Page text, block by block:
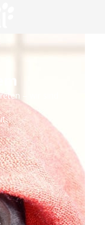
– wir sind